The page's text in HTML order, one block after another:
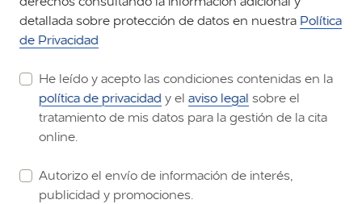
detallada sobre protección de datos en nuestra Política
de Privacidad
He leído y acepto las condiciones contenidas en la
política de privacidad y el aviso legal sobre el
tratamiento de mis datos para la gestión de la cita
online.
Autorizo el envío de información de interés,
publicidad y promociones.